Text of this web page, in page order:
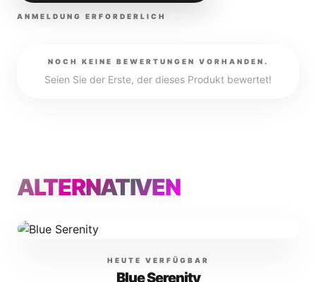
ANMELDUNG ERFORDERLICH
NOCH KEINE BEWERTUNGEN VORHANDEN.
Seien Sie der Erste, der dieses Produkt bewertet!
ALTERNATIVEN
HEUTE VERFÜGBAR
Blue Serenity